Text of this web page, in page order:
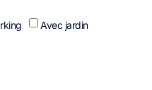
Avec jardin